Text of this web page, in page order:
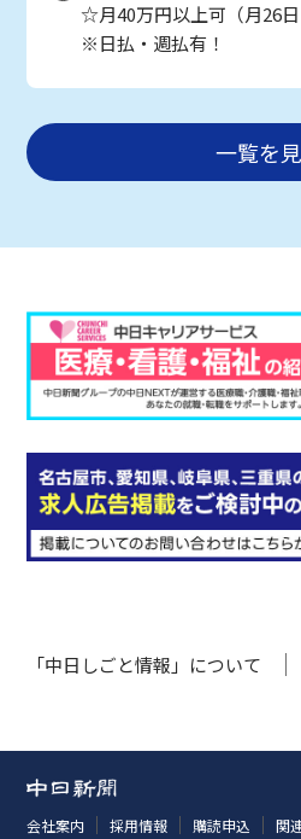
☆月40万円以上可（月26日
※日払・週払有！
一覧を
「中日しごと情報」について
会社案内 採用情報 購読申込 関